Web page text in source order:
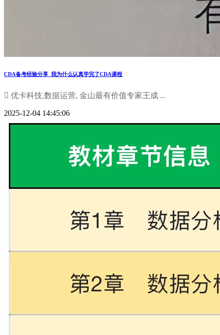
CDA备考经验分享_我为什么认真学完了CDA课程
 优卡科技,数据运营, 金山最有价值专家王成 ...
2025-12-04 14:45:06